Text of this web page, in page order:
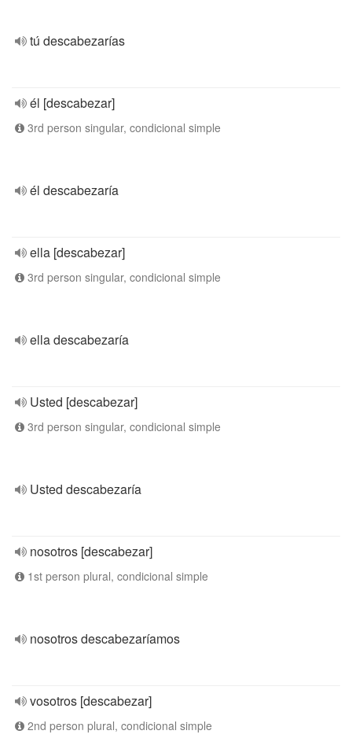
tú descabezarías
él [descabezar]
3rd person singular, condicional simple
él descabezaría
ella [descabezar]
3rd person singular, condicional simple
ella descabezaría
Usted [descabezar]
3rd person singular, condicional simple
Usted descabezaría
nosotros [descabezar]
1st person plural, condicional simple
nosotros descabezaríamos
vosotros [descabezar]
2nd person plural, condicional simple